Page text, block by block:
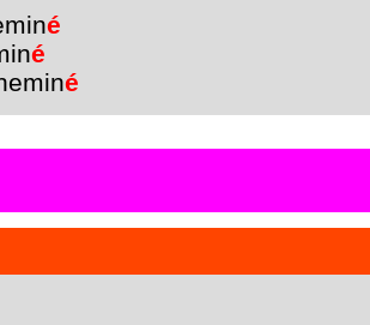
é
é
é